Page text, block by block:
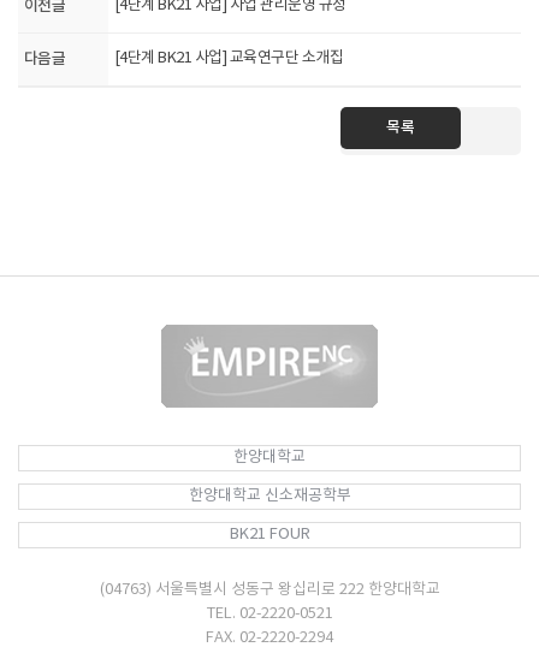
이전글 [4단계 BK21 사업] 사업 관리운영 규정
다음글 [4단계 BK21 사업] 교육연구단 소개집
목록
한양대학교
한양대학교 신소재공학부
BK21 FOUR
(04763) 서울특별시 성동구 왕십리로 222 한양대학교
TEL. 02-2220-0521
FAX. 02-2220-2294